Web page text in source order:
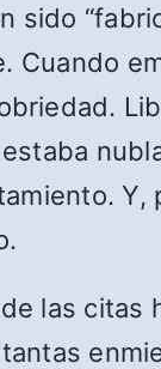
sido
Cuando
Y,
las citas